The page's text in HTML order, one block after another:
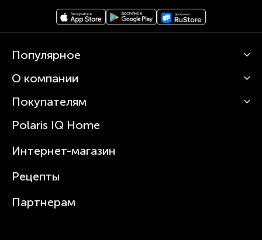
Популярное
Кофемашины
Вертикальные пылесосы
Зубные щетки и ирригаторы
Увлажнители
Посуда
О компании
О Polaris
Статьи
Покупателям
Сервисные центры
Где купить
Polaris IQ Home
Интернет-магазин
Рецепты
Партнерам